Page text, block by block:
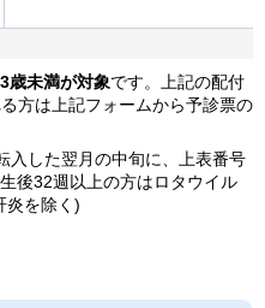
歳未満が対象です。上記の配付
方は上記フォームから予診票の
入した翌月の中旬に、上表番号
後32週以上の方はロタウイル
炎を除く)